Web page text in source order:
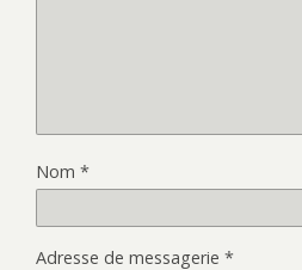
Nom *
Adresse de messagerie *